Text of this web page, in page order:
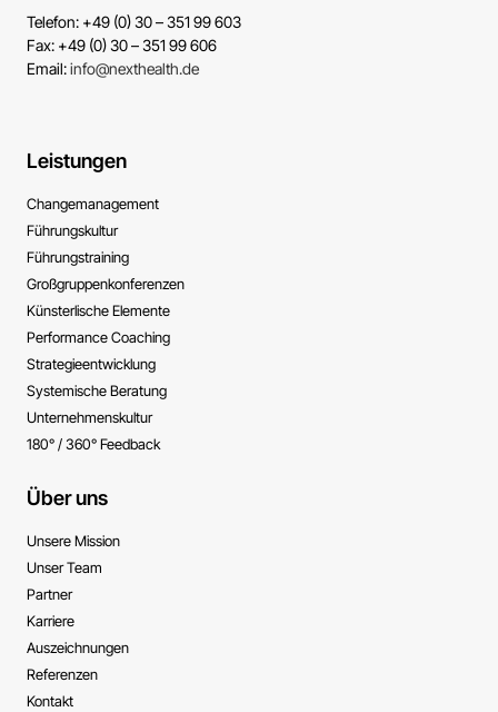
Telefon: +49 (0) 30 – 351 99 603
Fax: +49 (0) 30 – 351 99 606
Email:info@nexthealth.de
Leistungen
Change­management
Führungs­kultur
Führungs­training
Großgruppen­konferenzen
Künsterlische ­Elemente
Performance ­Coaching
Strategie­entwicklung
Systemische ­Beratung
Unternehmens­kultur
180° / 360° Feedback
Über uns
Unsere Mission
Unser Team
Partner
Karriere
Auszeichnungen
Referenzen
Kontakt